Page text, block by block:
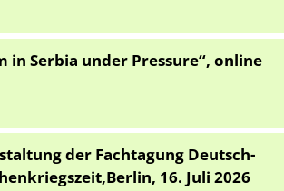
in Serbia under Pressure“, online
der Fachtagung Deutsch-
16. Juli 2026